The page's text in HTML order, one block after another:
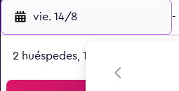
vie. 14/8 -
2 huéspedes, 1 habitación